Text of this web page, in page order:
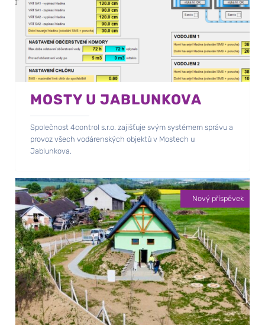
MOSTY U JABLUNKOVA
Společnost 4control s.r.o. zajišťuje svým systémem správu a
provoz všech vodárenských objektů v Mostech u
Jablunkova.
Nový příspěvek